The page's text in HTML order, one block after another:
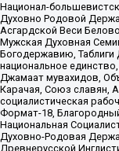
Национал-
Духовно Родовой
Асгардской Веси
Мужская Духовная
Богодержавию,
национальное
Джамаат мувахидов,
Карачая, Союз славян,
социалистическая
Формат-18,
Национальная
Духовно-Родовая
Древнерусской